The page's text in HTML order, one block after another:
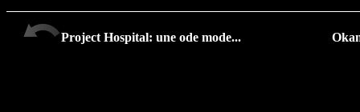
Project Hospital: une ode mode...